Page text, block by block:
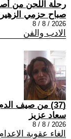
رحلة اللحن من
صباح حزمي
2026 / 8 / 8
الادب والفن
(37) من صيف الدم إلى حاضر الإعدامات
سعاد عزيز
2026 / 8 / 8
الغاء عقوبة